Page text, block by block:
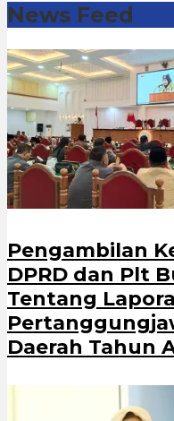
News Feed
Pengambilan
DPRD dan Plt
Tentang
Daerah Tahun